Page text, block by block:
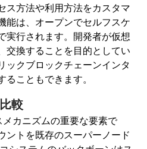
ス方法や利用方法をカスタマ
能は、オープンでセルフスケ
実行されます。開発者が仮想
交換することを目的としてい
ックブロックチェーンインタ
こともできます。
較
カニズムの重要な要素で
ントを既存のスーパーノード